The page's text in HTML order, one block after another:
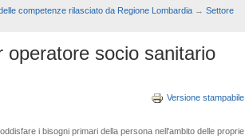
competenze rilasciato da Regione Lombardia → Settore
operatore socio sanitario
Versione stampabile
i bisogni primari della persona nell'ambito delle proprie